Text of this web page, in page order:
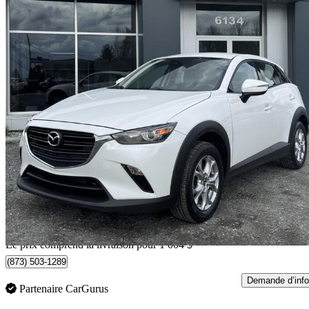
2019 Mazda CX-3
GS AWD131 221 km
16 799 $ Affaire
295 $/mois env.
Livraison à domicile de Sherbrooke, QC
Le prix comprend la livraison pour 1 004 $
(873) 503-1289
Partenaire CarGurus
Demande d’info